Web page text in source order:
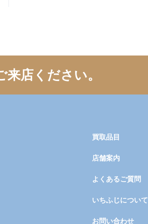
来店ください。
買取品目
店舗案内
よくあるご質問
いちふじについて
お問い合わせ